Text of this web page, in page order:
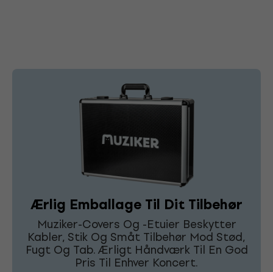
Ærlig Emballage Til Dit Tilbehør
Muziker-Covers Og -Etuier Beskytter
Kabler, Stik Og Småt Tilbehør Mod Stød,
Fugt Og Tab. Ærligt Håndværk Til En God
Pris Til Enhver Koncert.